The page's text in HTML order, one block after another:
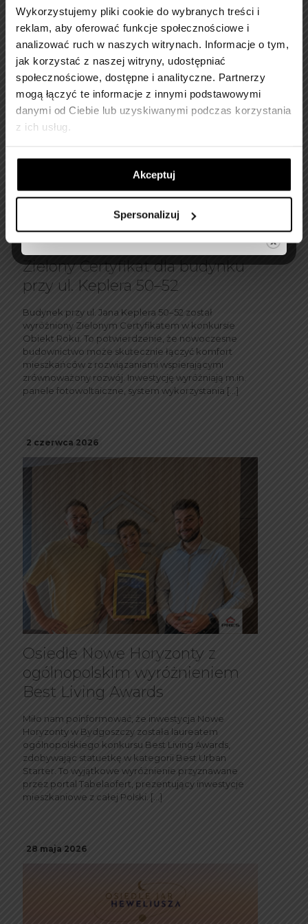
Wykorzystujemy pliki cookie do wybranych treści i
reklam, aby oferować funkcje społecznościowe i
analizować ruch w naszych witrynach. Informacje o tym,
jak korzystać z naszej witryny, udostępniać
społecznościowe, dostępne i analityczne. Partnerzy
mogą łączyć te informacje z innymi podstawowymi
danymi od Ciebie lub uzyskiwanymi podczas korzystania
z ich usług.
Akceptuj
Spersonalizuj
23 czerwca 2026
Zielony Certyfikat dla budynku
przy ul. Keplera 50–52
Budynek przy ul. Jana Keplera 50–52 został
wyróżniony Zielonym Certyfikatem w konkursie
Obiekt Roku. To potwierdzenie, że nowoczesne
budownictwo może skutecznie łączyć komfort
mieszkańców z rozwiązaniami wspierającymi
zrównoważony rozwój. Inwestycję wyróżniają m.in.
panele fotowoltaiczne, system wykorzystania […]
2 czerwca 2026
Osiedle Nowe Horyzonty z
ogólnopolskim wyróżnieniem
Best Living Awards
Miło nam poinformować, że inwestycja Nowe
Horyzonty w Bydgoszczy została laureatem
ogólnopolskiego konkursu Best Living Awards,
zdobywając statuetkę w kategorii Best Urban
Starter. To wyjątkowe wyróżnienie przyznawane
przez portal Tabelaofert, prezentujący inwestycje
mieszkaniowe z całej Polski. […]
28 maja 2026